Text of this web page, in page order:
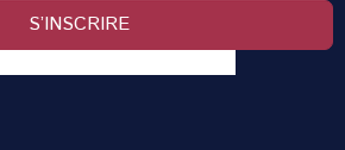
S’INSCRIRE